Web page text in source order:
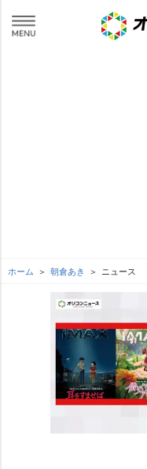
ホーム 朝倉あき ニュース